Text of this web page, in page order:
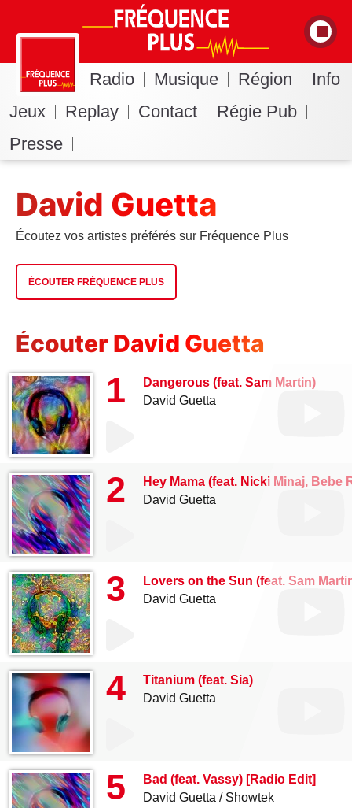
Radio Musique Région
Info
Jeux
Replay Contact
Régie Pub
Presse
David Guetta
Écoutez vos artistes préférés sur Fréquence Plus
ÉCOUTER FRÉQUENCE PLUS
Écouter David Guetta
1
Dangerous (feat. Sam Martin)
David Guetta
2
Hey Mama (feat. Nicki Minaj, Bebe
David Guetta
3
Lovers on the Sun (feat. Sam
David Guetta
4
Titanium (feat. Sia)
David Guetta
5
Bad (feat. Vassy) [Radio Edit]
David Guetta
Showtek